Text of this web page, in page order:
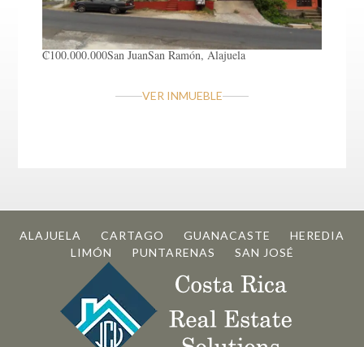
₡100.000.000San JuanSan Ramón, Alajuela
VER INMUEBLE
ALAJUELA CARTAGO GUANACASTE
HEREDIA
LIMÓN
PUNTARENAS SAN JOSÉ